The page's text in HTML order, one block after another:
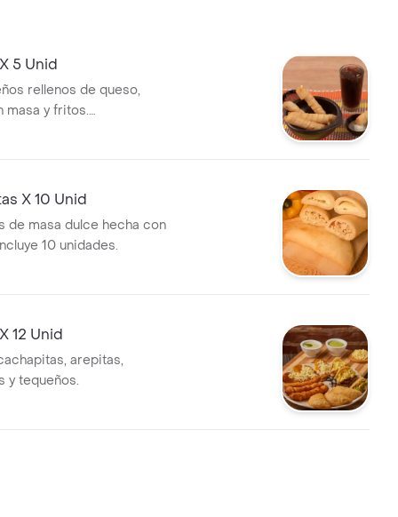
5 Unid
rellenos de queso,
masa y fritos.
ideal para compartir.
X 10 Unid
de masa dulce hecha con
10 unidades.
12 Unid
arepitas,
y tequeños.